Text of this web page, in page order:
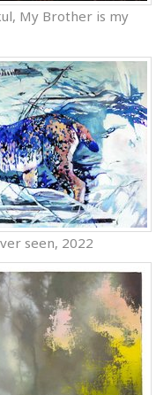
My Brother is my
seen, 2022